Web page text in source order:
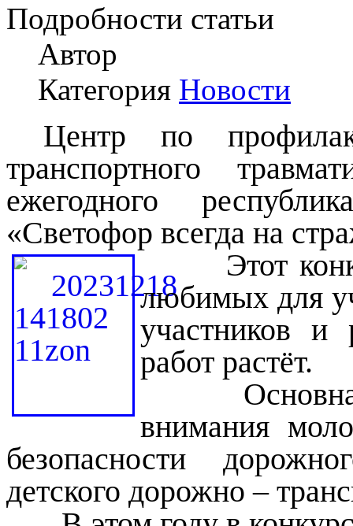
Подробности статьи
Автор
Категория Новости
Центр по
транспортного
ежегодного
«Светофор всегда на
Этот
любимых для
участников и
работ растёт.
Основная
внимания
безопасности
детского дорожно –